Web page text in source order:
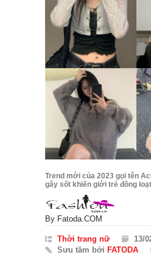
Trend mới của 2023 gọi tên
gây sốt khiến giới trẻ đồng
By Fatoda.COM
Thời trang nữ
13/
Sưu tầm bởi FATODA